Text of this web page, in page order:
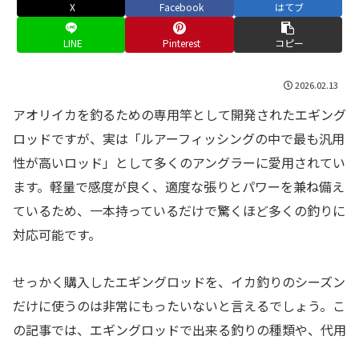
X Facebook はてブ
LINE Pinterest コピー
2026.02.13
アオリイカを釣るための専用竿として開発されたエギング
ロッドですが、実は「ルアーフィッシングの中で最も汎用
性が高いロッド」として多くのアングラーに愛用されてい
ます。軽量で感度が良く、適度な張りとパワーを兼ね備え
ているため、一本持っているだけで驚くほど多くの釣りに
対応可能です。
せっかく購入したエギングロッドを、イカ釣りのシーズン
だけに使うのは非常にもったいないと言えるでしょう。こ
の記事では、エギングロッドで出来る釣りの種類や、代用